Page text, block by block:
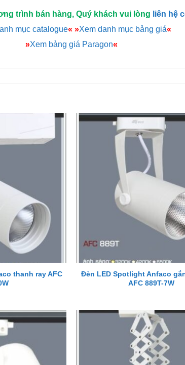
trình bán hàng, Quý khách vui lòng liên hệ
mục catalogue« »Xem danh mục bảng giá«
»Xem bảng giá Paragon«
thanh ray AFC
Đèn LED Spotlight Anfaco
AFC 889T-7W